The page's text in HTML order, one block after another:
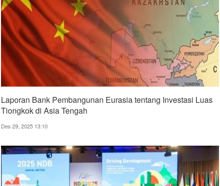
Laporan Bank Pembangunan Eurasia tentang Investasi Luas
Tiongkok di Asia Tengah
Des 29, 2025 13:10